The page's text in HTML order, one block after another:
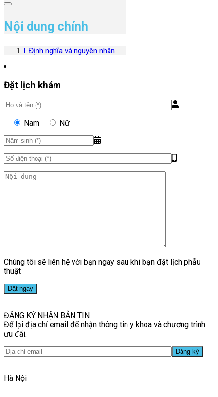
Nội dung chính
I. Định nghĩa và nguyên nhân
Đặt lịch khám
Nam Nữ
Chúng tôi sẽ liên hệ với bạn ngay sau khi bạn đặt lịch phẫu
thuật
ĐĂNG KÝ NHẬN BẢN TIN
Để lại địa chỉ email để nhận thông tin y khoa và chương trình
ưu đãi.
Hà Nội